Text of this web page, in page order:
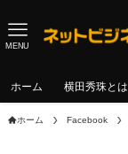
MENU
ホーム 横田秀珠とは
ホーム Facebook